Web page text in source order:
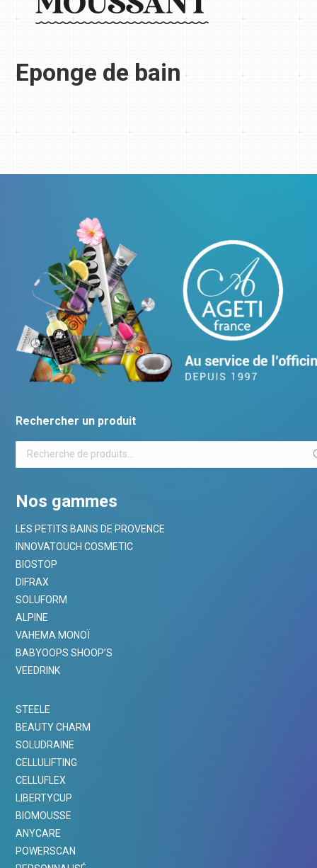
Eponge de bain
Rechercher un produit
Nos gammes
LES PETITS BAINS DE PROVENCE
INNOVATOUCH COSMETIC
BIOSTOP
DIFRAX
SOLUFORM
ALPINE
VAHEMA MONOÏ
BABYOOPS SHOOP’S
VEEDRINK
STEELE
BEAUTY CHARM
SOLUDRAINE
CELLULIFTING
CELLUFLEX
LIBERTYCUP
BIOMOUSSE
ANYCARE
POWERSCAN